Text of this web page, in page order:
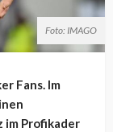
Foto: IMAGO
Fans. Im
im Profikader